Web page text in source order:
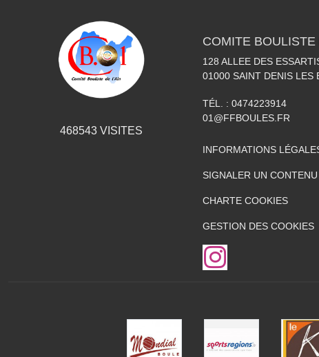
468543 VISITES
COMITE BOULISTE
128 ALLEE DES
01000 SAINT DENIS LES
TÉL. : 0474223914
01@FFBOULES.FR
INFORMATIONS
SIGNALER UN
CHARTE COOKIES
GESTION DES COOKIES